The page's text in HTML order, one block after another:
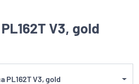
V3, gold
PL162T V3, gold